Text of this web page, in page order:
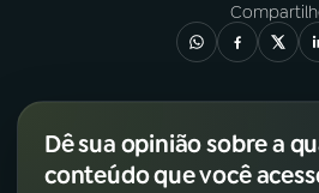
Dê sua opinião sobre a
conteúdo que você